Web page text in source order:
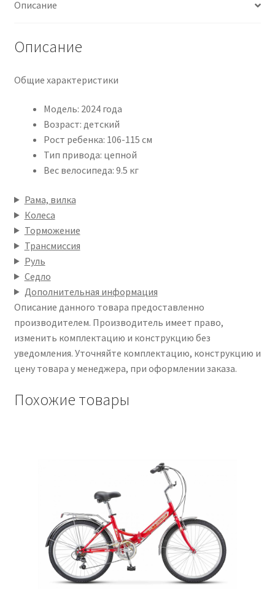
Описание
Описание
Общие характеристики
Модель: 2024 года
Возраст: детский
Рост ребенка: 106-115 см
Тип привода: цепной
Вес велосипеда: 9.5 кг
Рама, вилка
Колеса
Торможение
Трансмиссия
Руль
Седло
Дополнительная информация
Описание данного товара предоставленно
производителем. Производитель имеет право,
изменить комплектацию и конструкцию без
уведомления. Уточняйте комплектацию, конструкцию и
цену товара у менеджера, при оформлении заказа.
Похожие товары